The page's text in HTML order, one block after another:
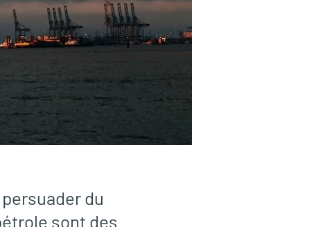
du
sont des